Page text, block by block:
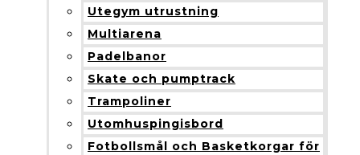
Utegym utrustning
Multiarena
Padelbanor
Skate och pumptrack
Trampoliner
Utomhuspingisbord
Fotbollsmål och Basketkorgar för